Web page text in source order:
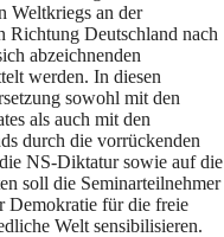
Weltkriegs an der
Richtung Deutschland nach
abzeichnenden
werden. In diesen
sowohl mit den
als auch mit den
durch die vorrückenden
NS-Diktatur sowie auf die
soll die Seminarteilnehmer
Demokratie für die freie
Welt sensibilisieren.